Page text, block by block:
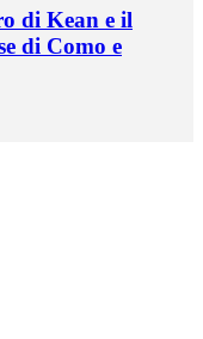
di Kean e il
di Como e